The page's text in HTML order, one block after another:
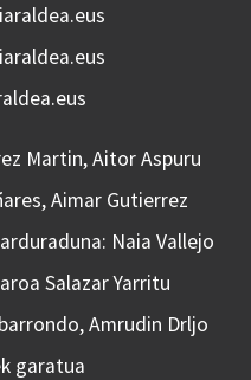
Martin, Aitor Aspuru
Aimar Gutierrez
Naia Vallejo
Salazar Yarritu
Amrudin Drljo
garatua